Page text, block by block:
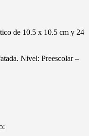
de 10.5 x 10.5 cm y 24
Nivel: Preescolar –